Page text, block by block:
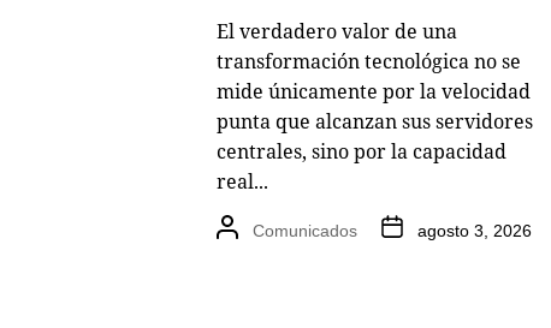
El verdadero valor de una
transformación tecnológica no se
mide únicamente por la velocidad
punta que alcanzan sus servidores
centrales, sino por la capacidad
real...
Comunicados agosto 3, 2026